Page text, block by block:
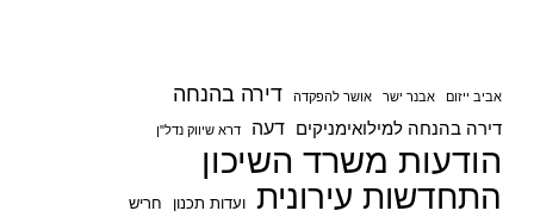
אביב ייזום אבנר ישר אושר להפקדה דירה בהנחה
דירה בהנחה למילואימניקים דעה דרא שיווק נדל"ן
הודעות משרד השיכון
התחדשות עירונית ועדות תכנון חריש